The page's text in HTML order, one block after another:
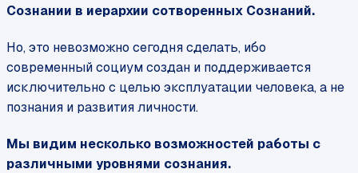
Сознании в иерархии сотворенных Сознаний.
Но, это невозможно сегодня сделать, ибо
современный социум создан и поддерживается
исключительно с целью эксплуатации человека, а не
познания и развития личности.
Мы видим несколько возможностей работы с
различными уровнями сознания.